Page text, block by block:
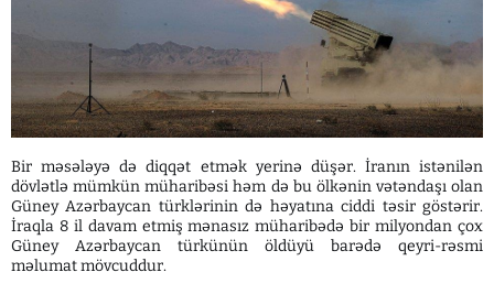
Bir məsələyə də diqqət etmək yerinə düşər. İranın istənilən
dövlətlə mümkün müharibəsi həm də bu ölkənin vətəndaşı olan
Güney Azərbaycan türklərinin də həyatına ciddi təsir göstərir.
İraqla 8 il davam etmiş mənasız müharibədə bir milyondan çox
Güney Azərbaycan türkünün öldüyü barədə qeyri-rəsmi
məlumat mövcuddur.